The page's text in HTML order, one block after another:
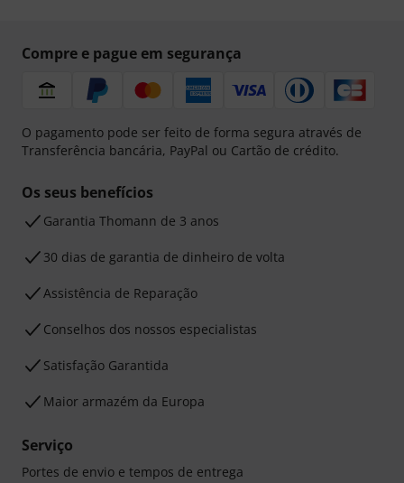
Compre e pague em segurança
O pagamento pode ser feito de forma segura através de
Transferência bancária, PayPal ou Cartão de crédito.
Os seus benefícios
Garantia Thomann de 3 anos
30 dias de garantia de dinheiro de volta
Assistência de Reparação
Conselhos dos nossos especialistas
Satisfação Garantida
Maior armazém da Europa
Serviço
Portes de envio e tempos de entrega